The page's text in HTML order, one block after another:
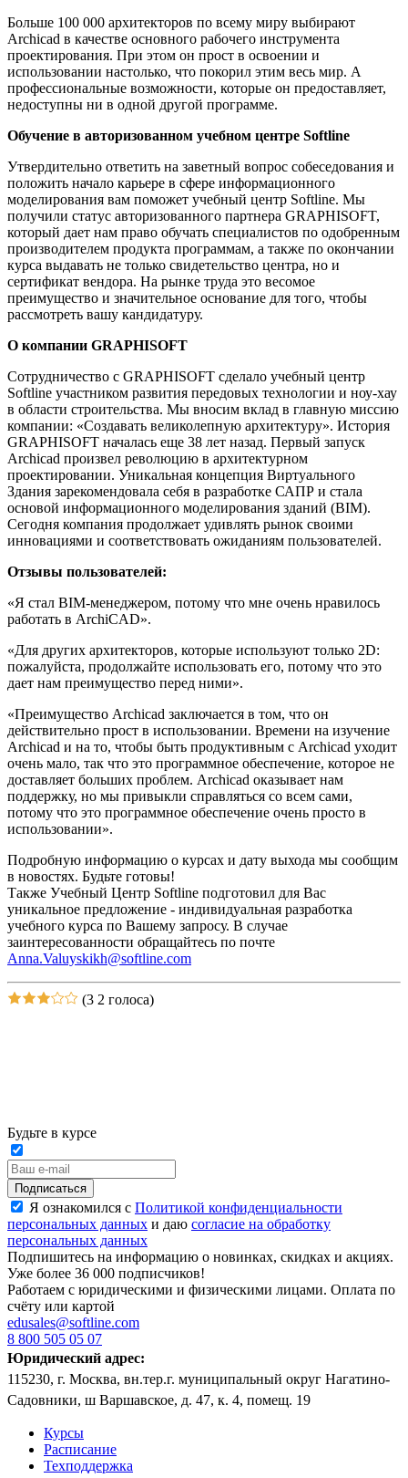
Больше 100 000 архитекторов по всему миру выбирают
Archicad в качестве основного рабочего инструмента
проектирования. При этом он прост в освоении и
использовании настолько, что покорил этим весь мир. А
профессиональные возможности, которые он предоставляет,
недоступны ни в одной другой программе.
Обучение в авторизованном учебном центре Softline
Утвердительно ответить на заветный вопрос собеседования и
положить начало карьере в сфере информационного
моделирования вам поможет учебный центр Softline. Мы
получили статус авторизованного партнера GRAPHISOFT,
который дает нам право обучать специалистов по одобренным
производителем продукта программам, а также по окончании
курса выдавать не только свидетельство центра, но и
сертификат вендора. На рынке труда это весомое
преимущество и значительное основание для того, чтобы
рассмотреть вашу кандидатуру.
О компании GRAPHISOFT
Сотрудничество с GRAPHISOFT сделало учебный центр
Softline участником развития передовых технологии и ноу-хау
в области строительства. Мы вносим вклад в главную миссию
компании: «Создавать великолепную архитектуру». История
GRAPHISOFT началась еще 38 лет назад. Первый запуск
Archicad произвел революцию в архитектурном
проектировании. Уникальная концепция Виртуального
Здания зарекомендовала себя в разработке САПР и стала
основой информационного моделирования зданий (BIM).
Сегодня компания продолжает удивлять рынок своими
инновациями и соответствовать ожиданиям пользователей.
Отзывы пользователей:
«Я стал BIM-менеджером, потому что мне очень нравилось
работать в ArchiCAD».
«Для других архитекторов, которые используют только 2D:
пожалуйста, продолжайте использовать его, потому что это
дает нам преимущество перед ними».
«Преимущество Archicad заключается в том, что он
действительно прост в использовании. Времени на изучение
Archicad и на то, чтобы быть продуктивным с Archicad уходит
очень мало, так что это программное обеспечение, которое не
доставляет больших проблем. Archicad оказывает нам
поддержку, но мы привыкли справляться со всем сами,
потому что это программное обеспечение очень просто в
использовании».
Подробную информацию о курсах и дату выхода мы сообщим
в новостях. Будьте готовы!
Также Учебный Центр Softline подготовил для Вас
уникальное предложение - индивидуальная разработка
учебного курса по Вашему запросу. В случае
заинтересованности обращайтесь по почте
Anna.Valuyskikh@softline.com
(3 2 голоса)
Будьте в курсе
Подписаться
Я ознакомился с Политикой конфиденциальности
персональных данных и даю согласие на обработку
персональных данных
Подпишитесь на информацию о новинках, скидках и акциях.
Уже более 36 000 подписчиков!
Работаем с юридическими и физическими лицами. Оплата по
счёту или картой
edusales@softline.com
8 800 505 05 07
Юридический адрес:
115230, г. Москва, вн.тер.г. муниципальный округ Нагатино-
Садовники, ш Варшавское, д. 47, к. 4, помещ. 19
Курсы
Расписание
Техподдержка